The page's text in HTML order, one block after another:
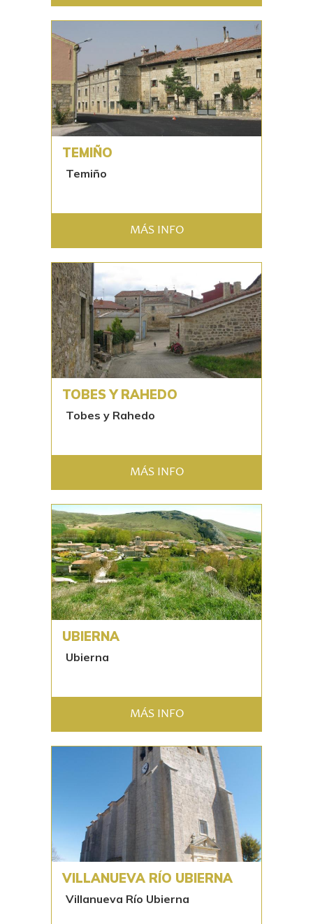
TEMIÑO
Temiño
MÁS INFO
TOBES Y RAHEDO
Tobes y Rahedo
MÁS INFO
UBIERNA
Ubierna
MÁS INFO
VILLANUEVA RÍO UBIERNA
Villanueva Río Ubierna